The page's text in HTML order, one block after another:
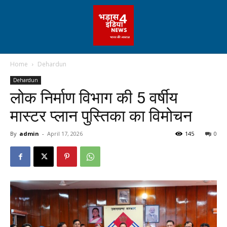
Home Dehardun
Dehardun
लोक निर्माण विभाग की 5 वर्षीय
मास्टर प्लान पुस्तिका का विमोचन
By admin - April 17, 2026 0
145